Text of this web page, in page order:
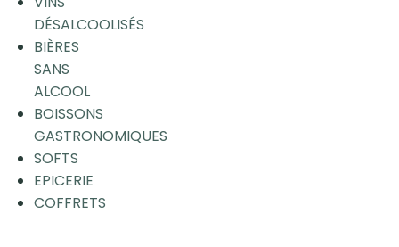
DÉSALCOOLISÉS
BIÈRES
SANS
ALCOOL
BOISSONS
GASTRONOMIQUES
SOFTS
EPICERIE
COFFRETS